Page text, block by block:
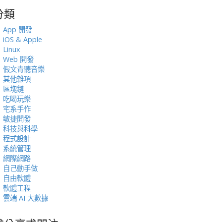
類
App 開發
iOS & Apple
Linux
Web 開發
假文青聽音樂
其他雜項
區塊鏈
吃喝玩樂
宅系手作
敏捷開發
科技與科學
程式設計
系統管理
網際網路
自己動手做
自由軟體
軟體工程
雲端 AI 大數據